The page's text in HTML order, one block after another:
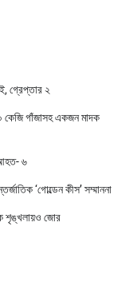
গ্রেপ্তার ২
কেজি গাঁজাসহ একজন মাদক
আহত- ৬
‘গোল্ডেন কীস’ সম্মাননা
শৃঙ্খলায়ও জোর